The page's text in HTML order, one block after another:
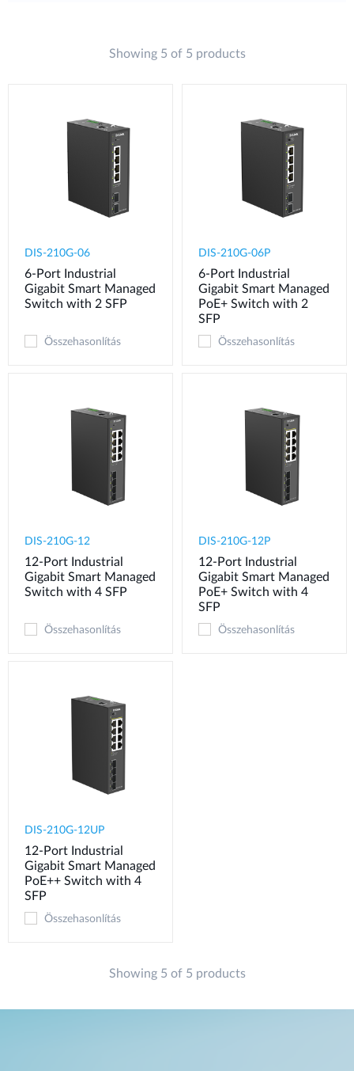
Showing 5 of 5 products
DIS-210G-06
6-Port Industrial
Gigabit Smart Managed
Switch with 2 SFP
Összehasonlítás
DIS-210G-06P
6-Port Industrial
Gigabit Smart Managed
PoE+ Switch with 2
SFP
Összehasonlítás
DIS-210G-12
12-Port Industrial
Gigabit Smart Managed
Switch with 4 SFP
Összehasonlítás
DIS-210G-12P
12-Port Industrial
Gigabit Smart Managed
PoE+ Switch with 4
SFP
Összehasonlítás
DIS-210G-12UP
12-Port Industrial
Gigabit Smart Managed
PoE++ Switch with 4
SFP
Összehasonlítás
Showing 5 of 5 products